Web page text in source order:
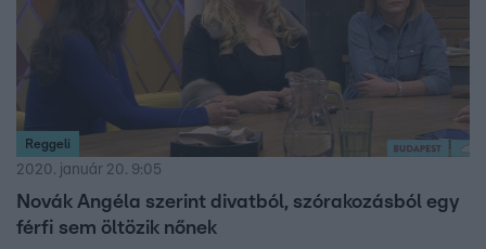
Reggeli
2020. január 20. 9:05
Novák Angéla szerint divatból, szórakozásból egy
férfi sem öltözik nőnek